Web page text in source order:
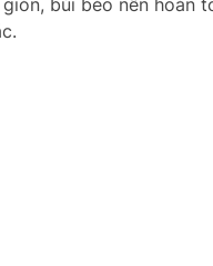
bùi béo nên hoàn